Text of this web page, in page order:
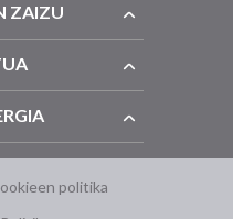
ZAIZU
politika